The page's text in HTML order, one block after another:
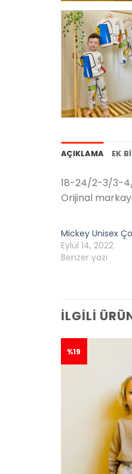
AÇIKLAMA EK
18-24/2-3/3-
Orijinal
Mickey Unisex
Eylül 14, 2022
Benzer yazı
İLGILI
%19